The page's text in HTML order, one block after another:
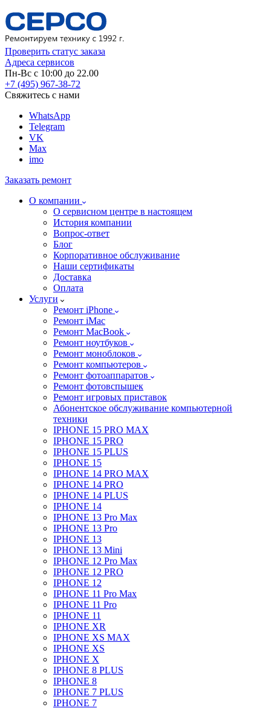
Проверить статус заказа
Адреса сервисов
Пн-Вс с 10:00 до 22.00
+7 (495) 967-38-72
Свяжитесь с нами
WhatsApp
Telegram
VK
Max
imo
Заказать ремонт
О компании
О сервисном центре в настоящем
История компании
Вопрос-ответ
Блог
Корпоративное обслуживание
Наши сертификаты
Доставка
Оплата
Услуги
Ремонт iPhone
Ремонт iMac
Ремонт MacBook
Ремонт ноутбуков
Ремонт моноблоков
Ремонт компьютеров
Ремонт фотоаппаратов
Ремонт фотовспышек
Ремонт игровых приставок
Абонентское обслуживание компьютерной
техники
IPHONE 15 PRO MAX
IPHONE 15 PRO
IPHONE 15 PLUS
IPHONE 15
IPHONE 14 PRO MAX
IPHONE 14 PRO
IPHONE 14 PLUS
IPHONE 14
IPHONE 13 Pro Max
IPHONE 13 Pro
IPHONE 13
IPHONE 13 Mini
IPHONE 12 Pro Max
IPHONE 12 PRO
IPHONE 12
IPHONE 11 Pro Max
IPHONE 11 Pro
IPHONE 11
IPHONE XR
IPHONE XS MAX
IPHONE XS
IPHONE X
IPHONE 8 PLUS
IPHONE 8
IPHONE 7 PLUS
IPHONE 7